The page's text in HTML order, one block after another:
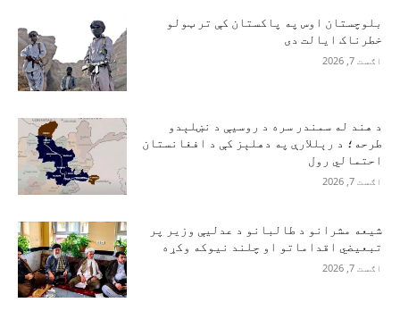
بلوچستان اوس په پاکستان کې تر ټولو
خطرناک ایالت دی
اګست 7, 2026
د هند له سمندر سره د روسیې د نښلېدو
طرحه؛ د رېللارې په دهلېز کې د افغانستان
احتمالي رول
اګست 7, 2026
شیعه مشرانو د طالبانو د عدلیې وزیر پر
تبعیضي اقداماتو او چلند نیوکه وکړه
اګست 7, 2026